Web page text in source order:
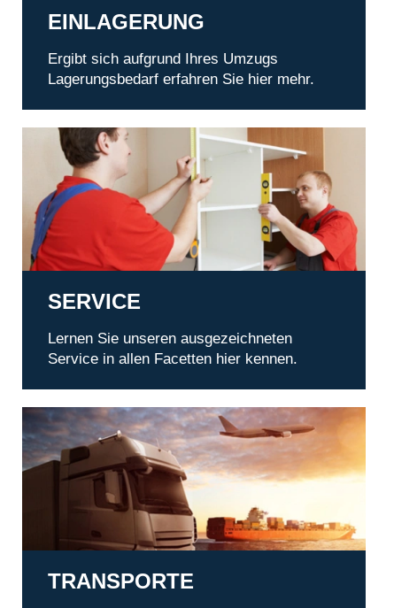
EINLAGERUNG
Ergibt sich aufgrund Ihres Umzugs
Lagerungsbedarf erfahren Sie hier mehr.
Service
SERVICE
Lernen Sie unseren ausgezeichneten
Service in allen Facetten hier kennen.
Transporte
TRANSPORTE